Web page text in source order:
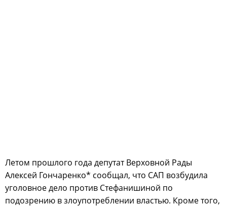
Летом прошлого года депутат Верховной Рады
Алексей Гончаренко* сообщал, что САП возбудила
уголовное дело против Стефанишиной по
подозрению в злоупотреблении властью. Кроме того,